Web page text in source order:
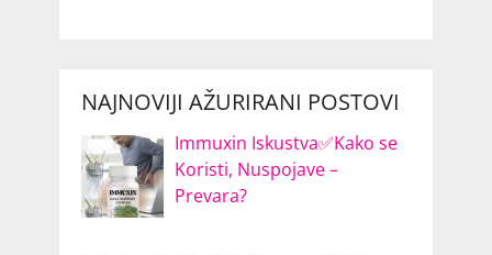
NAJNOVIJI AŽURIRANI POSTOVI
Immuxin Iskustva✅Kako se
Koristi, Nuspojave –
Prevara?